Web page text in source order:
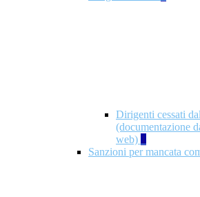
Dirigenti cessati
(documentazione
web) 1
Sanzioni per mancata